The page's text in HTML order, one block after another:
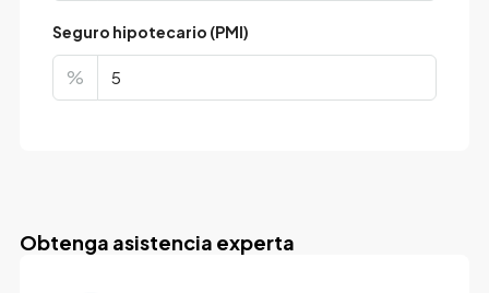
Seguro hipotecario (PMI)
%
Obtenga asistencia experta